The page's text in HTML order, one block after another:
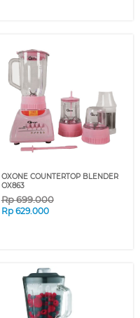
OXONE COUNTERTOP BLENDER
OX863
Rp699.000
Rp 629.000